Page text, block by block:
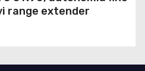
range extender